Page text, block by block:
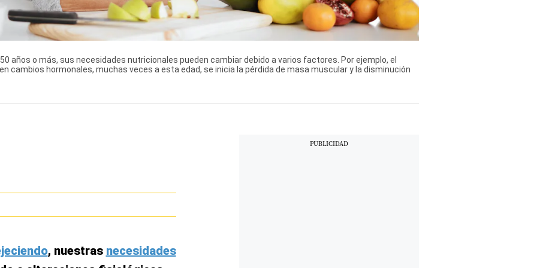
años o más, sus necesidades nutricionales pueden cambiar debido a varios factores. Por ejemplo, el
cambios hormonales, muchas veces a esta edad, se inicia la pérdida de masa muscular y la disminución
, nuestras necesidades